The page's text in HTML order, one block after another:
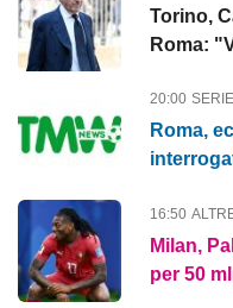
Torino,
Roma:
20:00
Roma,
16:50
Milan,
per 50